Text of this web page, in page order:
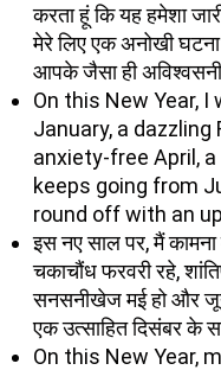
करता हूं कि यह हमेशा
मेरे लिए एक अनोखी
आपके जैसा ही
On this New Year,
January, a dazzling
anxiety-free April,
keeps going from
round off with an
इस नए साल पर, मैं
चकाचौंध फरवरी रहे,
सनसनीखेज मई हो और
एक उत्साहित दिसंबर के
On this New Year,